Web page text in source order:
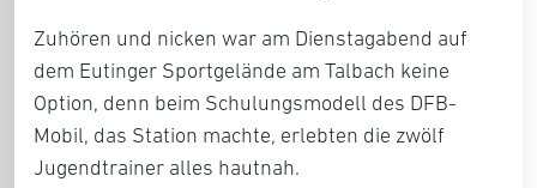
Zuhören und nicken war am Dienstagabend auf
dem Eutinger Sportgelände am Talbach keine
Option, denn beim Schulungsmodell des DFB-
Mobil, das Station machte, erlebten die zwölf
Jugendtrainer alles hautnah.